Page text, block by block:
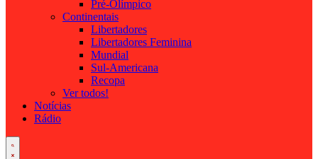
Pré-Olímpico
Continentais
Libertadores
Libertadores Feminina
Mundial
Sul-Americana
Recopa
Ver todos!
Notícias
Rádio